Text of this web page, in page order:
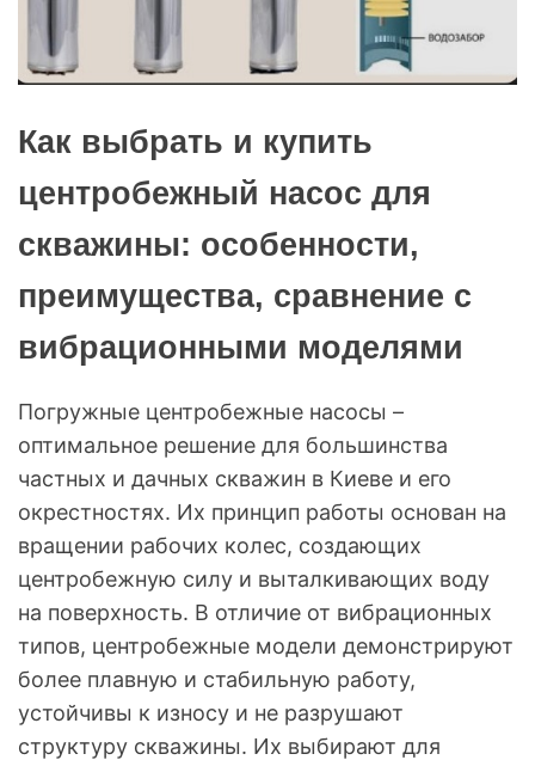
Как выбрать и купить
центробежный насос для
скважины: особенности,
преимущества, сравнение с
вибрационными моделями
Погружные центробежные насосы –
оптимальное решение для большинства
частных и дачных скважин в Киеве и его
окрестностях. Их принцип работы основан на
вращении рабочих колес, создающих
центробежную силу и выталкивающих воду
на поверхность. В отличие от вибрационных
типов, центробежные модели демонстрируют
более плавную и стабильную работу,
устойчивы к износу и не разрушают
структуру скважины. Их выбирают для